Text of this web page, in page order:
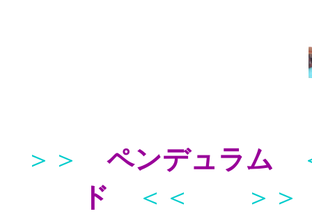
＞＞ ペンデュラム
ド
＜＜ ＞＞